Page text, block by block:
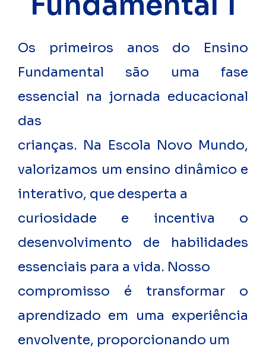
Os primeiros anos do Ensino
Fundamental são uma fase
essencial na jornada educacional
das
crianças. Na Escola Novo Mundo,
valorizamos um ensino dinâmico e
interativo, que desperta a
curiosidade e incentiva o
desenvolvimento de habilidades
essenciais para a vida. Nosso
compromisso é transformar o
aprendizado em uma experiência
envolvente, proporcionando um